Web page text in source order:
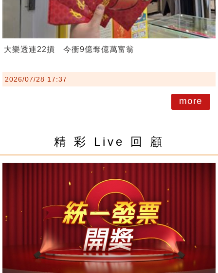
大樂透連22摃 今衝9億奪億萬富翁
2026/07/28 17:37
more
精 彩 Live 回 顧